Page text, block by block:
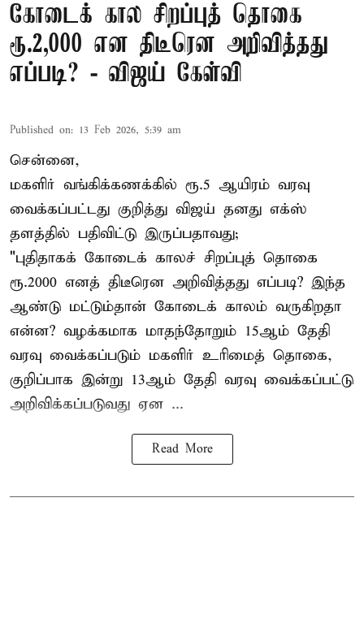
கோடைக் கால சிறப்புத் தொகை
ரூ.2,000 என திடீரென அறிவித்தது
எப்படி? - விஜய் கேள்வி
Published on: 13 Feb 2026, 5:39 am
சென்னை,
மகளிர் வங்கிக்கணக்கில் ரூ.5 ஆயிரம் வரவு
வைக்கப்பட்டது குறித்து விஜய் தனது எக்ஸ்
தளத்தில் பதிவிட்டு இருப்பதாவது;
"புதிதாகக் கோடைக் காலச் சிறப்புத் தொகை
ரூ.2000 எனத் திடீரென அறிவித்தது எப்படி? இந்த
ஆண்டு மட்டும்தான் கோடைக் காலம் வருகிறதா
என்ன? வழக்கமாக மாதந்தோறும் 15ஆம் தேதி
வரவு வைக்கப்படும் மகளிர் உரிமைத் தொகை,
குறிப்பாக இன்று 13ஆம் தேதி வரவு வைக்கப்பட்டு
அறிவிக்கப்படுவது ஏன ...
Read More